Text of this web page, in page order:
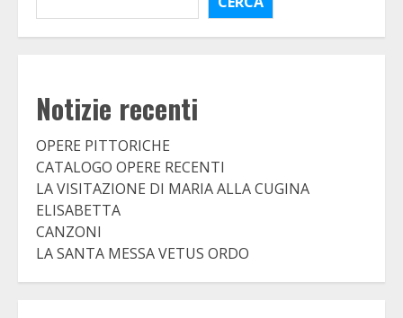
Notizie recenti
OPERE PITTORICHE
CATALOGO OPERE RECENTI
LA VISITAZIONE DI MARIA ALLA CUGINA
ELISABETTA
CANZONI
LA SANTA MESSA VETUS ORDO